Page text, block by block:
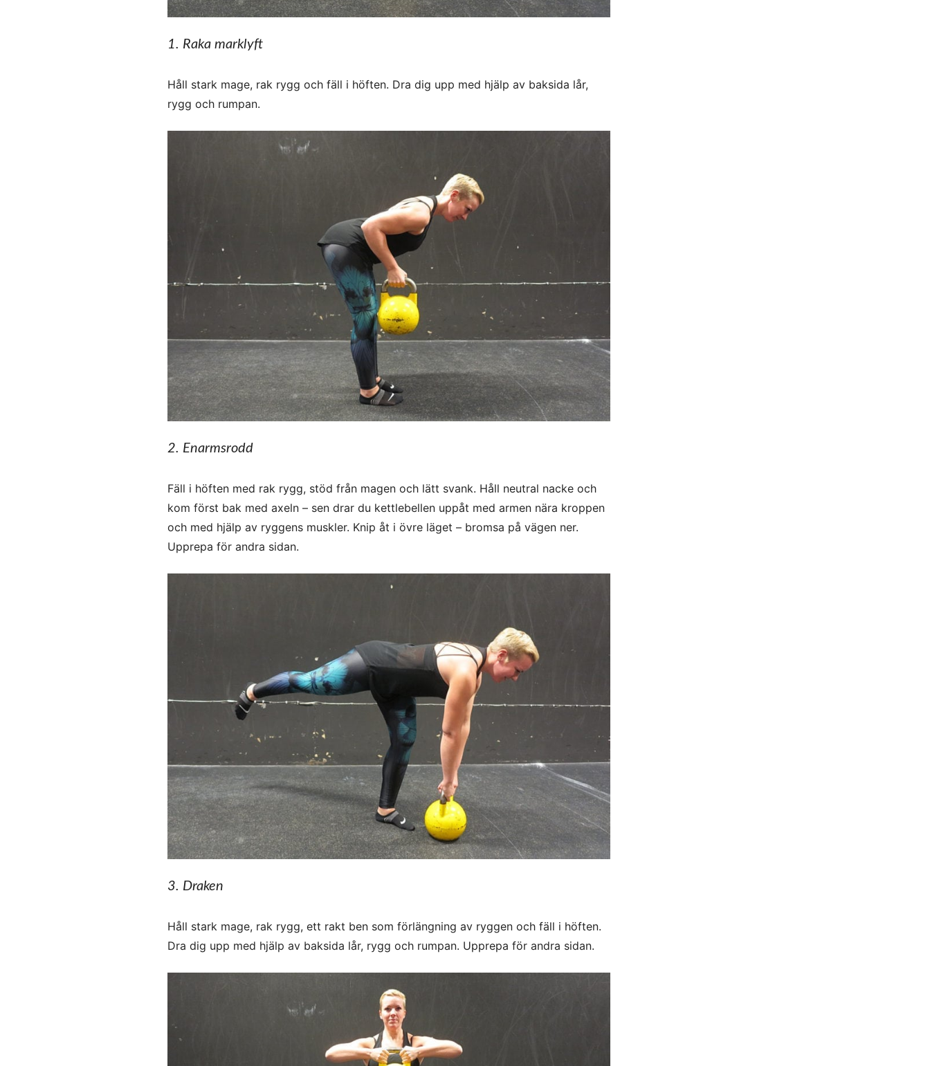
1. Raka marklyft
Håll stark mage, rak rygg och fäll i höften. Dra dig upp med hjälp av baksida lår,
rygg och rumpan.
2. Enarmsrodd
Fäll i höften med rak rygg, stöd från magen och lätt svank. Håll neutral nacke och
kom först bak med axeln – sen drar du kettlebellen uppåt med armen nära kroppen
och med hjälp av ryggens muskler. Knip åt i övre läget – bromsa på vägen ner.
Upprepa för andra sidan.
3. Draken
Håll stark mage, rak rygg, ett rakt ben som förlängning av ryggen och fäll i höften.
Dra dig upp med hjälp av baksida lår, rygg och rumpan. Upprepa för andra sidan.